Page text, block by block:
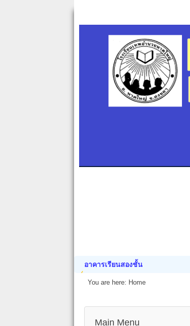
อาคารเรียนสองชั้น
You are here: Home
Main Menu